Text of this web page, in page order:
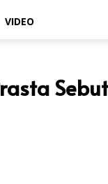
VIDEO